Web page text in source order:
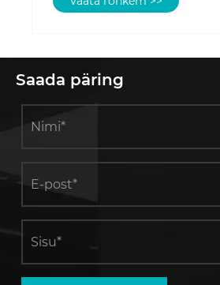
Saada päring